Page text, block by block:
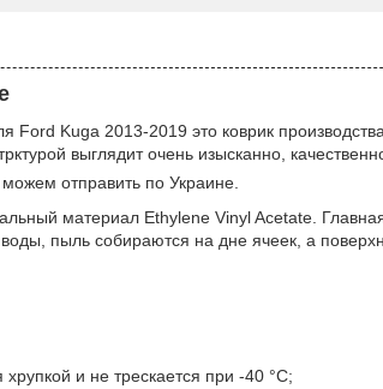
Ford Kuga 2013-2019 это коврик
выглядит очень изысканно,
отправить по Украине.
материал Ethylene Vinyl Acetate.
пыль собираются на дне ячеек, а
и не трескается при -40 °С;